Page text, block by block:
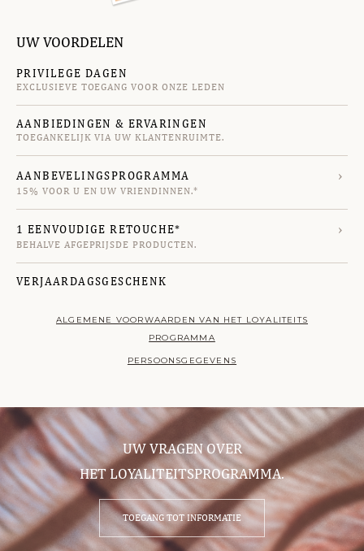
UW VOORDELEN
PRIVILEGE DAGEN
EXCLUSIEVE TOEGANG VOOR ONZE LEDEN
AANBIEDINGEN & ERVARINGEN
TOEGANKELIJK VIA UW KLANTENRUIMTE.
AANBEVELINGSPROGRAMMA ›
15% VOOR U EN UW VRIENDINNEN.*
1 EENVOUDIGE RETOUCHE* ›
BEHALVE AFGEPRIJSDE PRODUCTEN.
VERJAARDAGSGESCHENK
ALGEMENE VOORWAARDEN VAN HET LOYALITEITS
PROGRAMMA
PERSOONSGEGEVENS
UW VRAGEN OVER
HET LOYALITEITSPROGRAMMA.
TOEGANG TOT INFORMATIE